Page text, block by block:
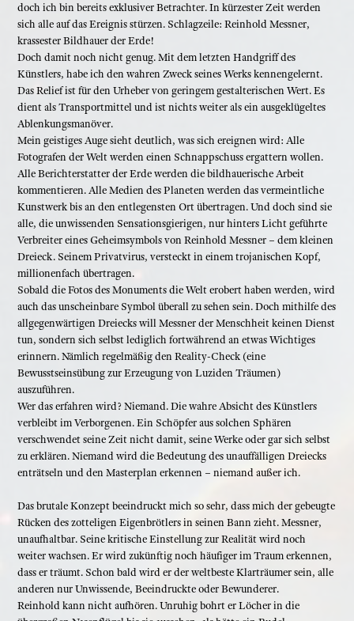
doch ich bin bereits exklusiver Betrachter. In kürzester Zeit werden
sich alle auf das Ereignis stürzen. Schlagzeile: Reinhold Messner,
krassester Bildhauer der Erde!
Doch damit noch nicht genug. Mit dem letzten Handgriff des
Künstlers, habe ich den wahren Zweck seines Werks kennengelernt.
Das Relief ist für den Urheber von geringem gestalterischen Wert. Es
dient als Transportmittel und ist nichts weiter als ein ausgeklügeltes
Ablenkungsmanöver.
Mein geistiges Auge sieht deutlich, was sich ereignen wird: Alle
Fotografen der Welt werden einen Schnappschuss ergattern wollen.
Alle Berichterstatter der Erde werden die bildhauerische Arbeit
kommentieren. Alle Medien des Planeten werden das vermeintliche
Kunstwerk bis an den entlegensten Ort übertragen. Und doch sind sie
alle, die unwissenden Sensationsgierigen, nur hinters Licht geführte
Verbreiter eines Geheimsymbols von Reinhold Messner – dem kleinen
Dreieck. Seinem Privatvirus, versteckt in einem trojanischen Kopf,
millionenfach übertragen.
Sobald die Fotos des Monuments die Welt erobert haben werden, wird
auch das unscheinbare Symbol überall zu sehen sein. Doch mithilfe des
allgegenwärtigen Dreiecks will Messner der Menschheit keinen Dienst
tun, sondern sich selbst lediglich fortwährend an etwas Wichtiges
erinnern. Nämlich regelmäßig den Reality-Check (eine
Bewusstseinsübung zur Erzeugung von Luziden Träumen)
auszuführen.
Wer das erfahren wird? Niemand. Die wahre Absicht des Künstlers
verbleibt im Verborgenen. Ein Schöpfer aus solchen Sphären
verschwendet seine Zeit nicht damit, seine Werke oder gar sich selbst
zu erklären. Niemand wird die Bedeutung des unauffälligen Dreiecks
enträtseln und den Masterplan erkennen – niemand außer ich.
Das brutale Konzept beeindruckt mich so sehr, dass mich der gebeugte
Rücken des zotteligen Eigenbrötlers in seinen Bann zieht. Messner,
unaufhaltbar. Seine kritische Einstellung zur Realität wird noch
weiter wachsen. Er wird zukünftig noch häufiger im Traum erkennen,
dass er träumt. Schon bald wird er der weltbeste Klarträumer sein, alle
anderen nur Unwissende, Beeindruckte oder Bewunderer.
Reinhold kann nicht aufhören. Unruhig bohrt er Löcher in die